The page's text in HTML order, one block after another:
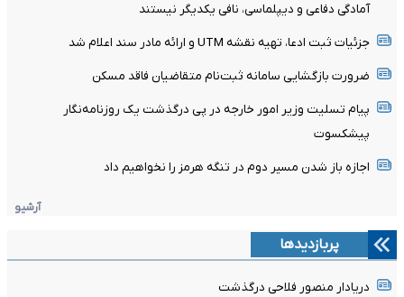
آمادگی دفاعی و دیپلماسی، نافی یکدیگر نیستند
جزئیات ثبت ادعا، تهیه نقشه UTM و ارائه مادر سند اعلام شد
ضرورت بازگشایی سامانه ثبت‌نام متقاضیان فاقد مسکن
پیام تسلیت وزیر امور خارجه در پی درگذشت یک روزنامه‌نگار
پیشکسوت
اجازه باز شدن مسیر دوم در تنگه هرمز را نخواهیم داد
آرشیو
پربازدیدها
دریادار منصور فلاحی درگذشت